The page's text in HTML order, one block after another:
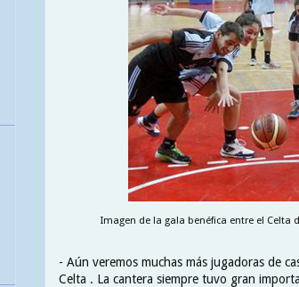
Imagen de la gala benéfica entre el Celta
- Aún veremos muchas más jugadoras de
Celta . La cantera siempre tuvo gran